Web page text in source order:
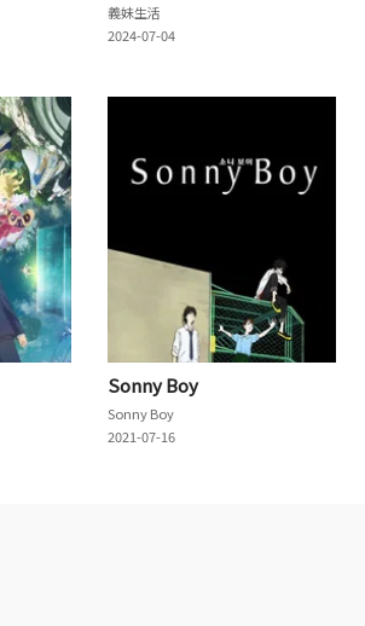
義妹生活
2024-07-04
Sonny Boy
Sonny Boy
2021-07-16